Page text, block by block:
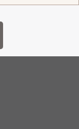
en
en
en
en